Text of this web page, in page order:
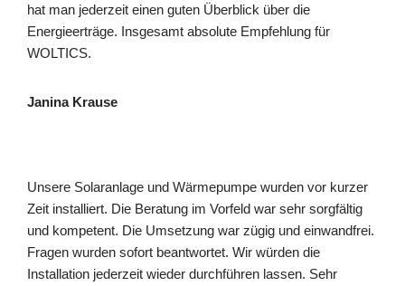
hat man jederzeit einen guten Überblick über die
Energieerträge. Insgesamt absolute Empfehlung für
WOLTICS.
Janina Krause
Unsere Solaranlage und Wärmepumpe wurden vor kurzer
Zeit installiert. Die Beratung im Vorfeld war sehr sorgfältig
und kompetent. Die Umsetzung war zügig und einwandfrei.
Fragen wurden sofort beantwortet. Wir würden die
Installation jederzeit wieder durchführen lassen. Sehr